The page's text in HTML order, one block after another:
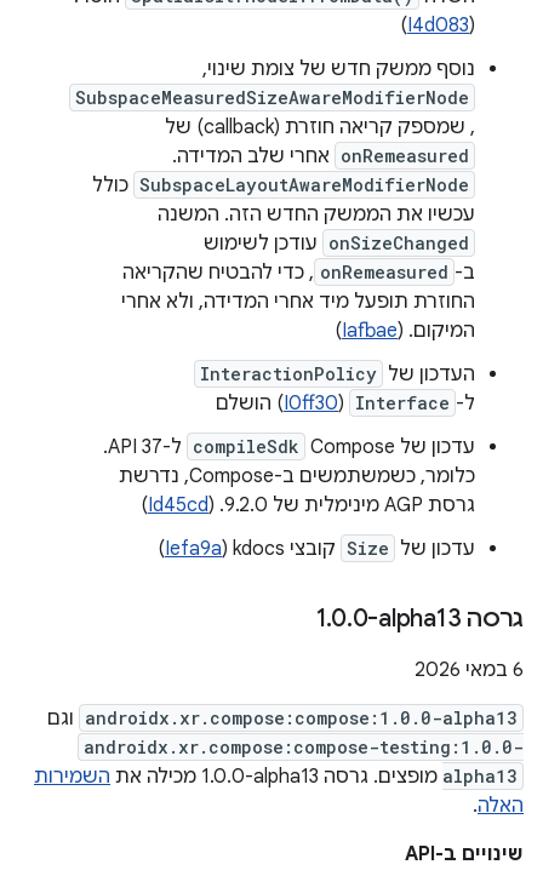
(
I4d083
)
נוסף ממשק חדש של צומת שינוי,
SubspaceMeasuredSizeAwareModifierNode
, שמספק קריאה חוזרת (callback) של
onRemeasured אחרי שלב המדידה.
SubspaceLayoutAwareModifierNode כולל
עכשיו את הממשק החדש הזה. המשנה
onSizeChanged עודכן לשימוש
ב- onRemeasured , כדי להבטיח שהקריאה
החוזרת תופעל מיד אחרי המדידה, ולא אחרי
המיקום. (Iafbae
)
העדכון של InteractionPolicy
ל- Interface
(
I0ff30) הושלם
עדכון של Compose
compileSdk
ל-API 37.
כלומר, כשמשתמשים ב-Compose, נדרשת
גרסת AGP מינימלית של 9.2.0. (
Id45cd
)
עדכון של Size קובצי kdocs‏ ( Iefa9a
)
גרסה ‎1 .0.0-alpha13
‫6 במאי 2026
androidx.xr.compose:compose:1.0.0-alpha13 וגם
androidx.xr.compose:compose-testing:1.0.0-
alpha13 מופצים. גרסה ‎1.0.0-alpha13 מכילה את
השמירות
האלה.
שינויים ב-API